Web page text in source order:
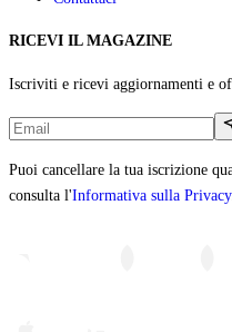
RICEVI IL MAGAZINE
Iscriviti e ricevi aggiornamenti e
Puoi cancellare la tua iscrizione
consulta l'Informativa sulla Privacy.